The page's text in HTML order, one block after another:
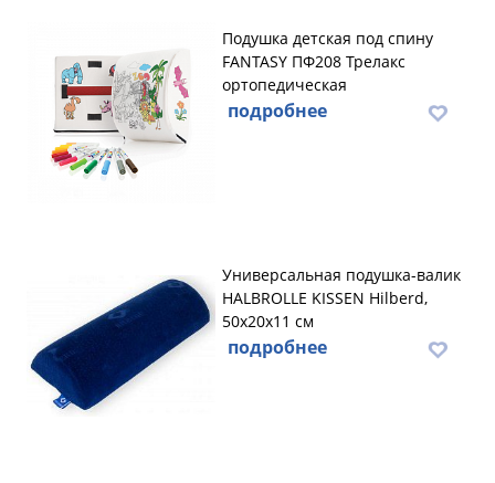
Подушка детская под спину
FANTASY ПФ208 Трелакс
ортопедическая
подробнее
Универсальная подушка-валик
HALBROLLE KISSEN Hilberd,
50х20х11 см
подробнее